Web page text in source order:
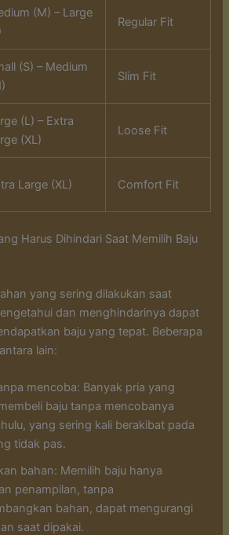
(M) – Large
Regular Fit
(S) – Medium
Slim Fit
(L) – Extra
(XL)
Loose Fit
Large (XL) Comfort Fit
Harus Dihindari Saat Memilih Baju
yang sering dilakukan saat
dan menghindarinya dapat
baju yang tepat. Beberapa
lain:
mencoba: Banyak pria yang
baju tanpa mencobanya
yang sering kali berakibat pada
tidak pas.
bahan: Memilih baju hanya
penampilan, tanpa
bahan, dapat mengurangi
saat dipakai.